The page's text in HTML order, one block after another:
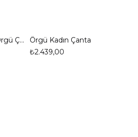
Tasarım Deri Askılı El Örgü Çanta
Örgü Kadın Çanta
₺2.439,00